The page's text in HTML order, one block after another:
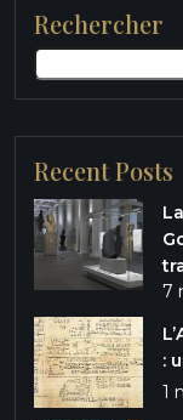
Rechercher
Recent Posts
7
:
1